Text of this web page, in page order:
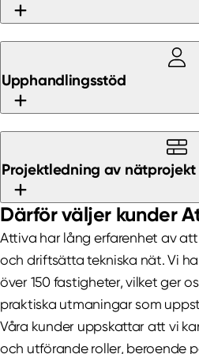
mätprotokoll eller
Värde:Du får en neutral
att nätet håller måttet eller
kan åtgärdas.
Prickritning med
uttag, samt underlag för
Värde:
upphandlingen enklare och
installationen. Vi
kabellängder.
Upphandlingsstöd
Stöd vid
hårdvara eller
Värde:
att tekniska krav är tydligt
Projektledning av nätprojekt
Leverans:Planering,
hela nätprojektet, från
driftsättning.
Värde: Du får en trygg
kvalitet, håller ihop alla
tidplan och budget följs.
Därför väljer kunder
Attiva har lång erfarenhet av
och driftsätta tekniska nät. Vi
över 150 fastigheter, vilket ger
praktiska utmaningar som
Våra kunder uppskattar att vi
och utförande roller, beroende